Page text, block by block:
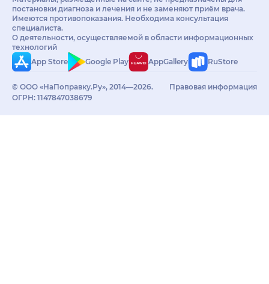
постановки диагноза и лечения и не заменяют приём врача.
Имеются противопоказания. Необходима консультация
специалиста.
О деятельности, осуществляемой в области информационных
технологий
App Store
Google Play AppGallery RuStore
© ООО «НаПоправку.Ру», 2014—2026.
ОГРН: 1147847038679
Правовая информация